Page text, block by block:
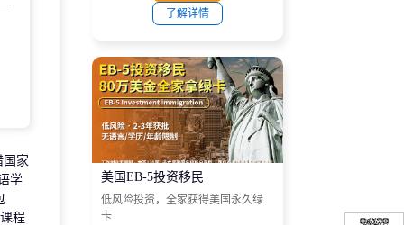
家
学
程
了解详情
美国EB-5投资移民
低风险投资，全家获得美国永久绿
卡